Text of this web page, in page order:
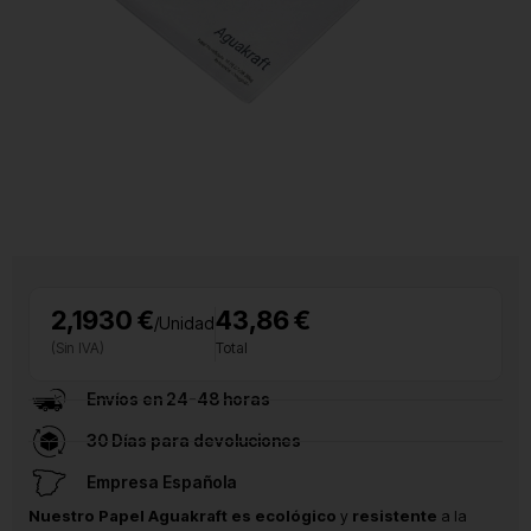
2,1930 €/Unidad
(Sin IVA)
43,86 €
Total
Envíos en 24-48 horas
30 Días para devoluciones
Empresa Española
Nuestro Papel Aguakraft es ecológico y resistente a la